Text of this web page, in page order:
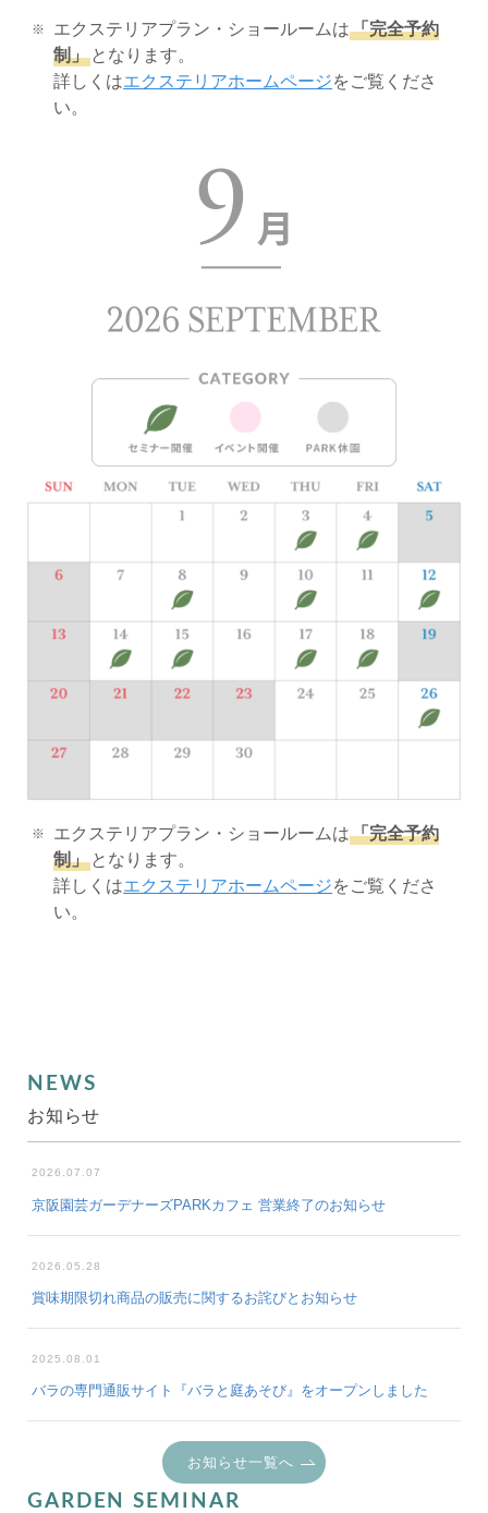
エクステリアプラン・ショールームは「完全予約
制」 となります。
詳しくはエクステリアホームページをご覧くださ
い。
エクステリアプラン・ショールームは「完全予約
制」 となります。
詳しくはエクステリアホームページをご覧くださ
い。
NEWS
お知らせ
2026.07.07
京阪園芸ガーデナーズPARKカフェ 営業終了のお知らせ
2026.05.28
賞味期限切れ商品の販売に関するお詫びとお知らせ
2025.08.01
バラの専門通販サイト『バラと庭あそび』をオープンしました
お知らせ一覧へ
GARDEN SEMINAR